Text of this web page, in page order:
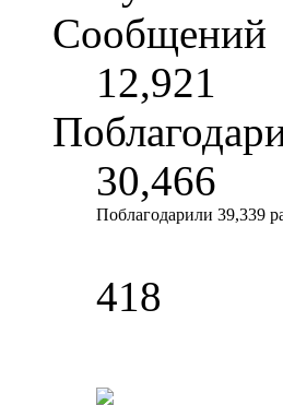
Сообщений
12,921
30,466
Поблагодарили 39,339
418